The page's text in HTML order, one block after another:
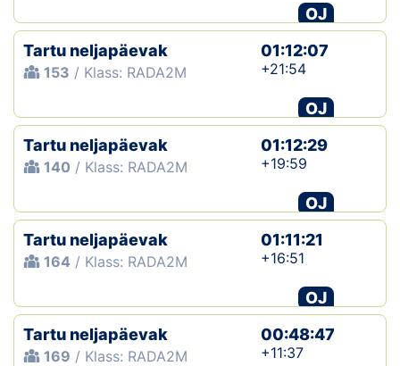
OJ
Tartu neljapäevak
153 / Klass: RADA2M
01:12:07
+21:54
OJ
Tartu neljapäevak
140 / Klass: RADA2M
01:12:29
+19:59
OJ
Tartu neljapäevak
164 / Klass: RADA2M
01:11:21
+16:51
OJ
Tartu neljapäevak
169 / Klass: RADA2M
00:48:47
+11:37